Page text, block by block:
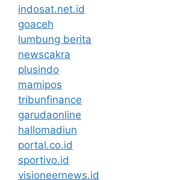
indosat.net.id
goaceh
lumbung berita
newscakra
plusindo
mamipos
tribunfinance
garudaonline
hallomadiun
portal.co.id
sportivo.id
visioneernews.id